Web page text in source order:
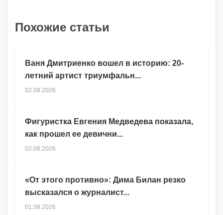
Похожие статьи
Ваня Дмитриенко вошел в историю: 20-
летний артист триумфальн...
02.08.2026
Фигуристка Евгения Медведева показала,
как прошел ее девични...
02.08.2026
«От этого противно»: Дима Билан резко
высказался о журналист...
01.08.2026